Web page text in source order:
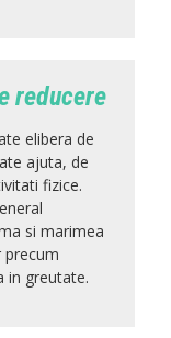
reducere
elibera de
ajuta, de
fizice.
si marimea
in greutate.